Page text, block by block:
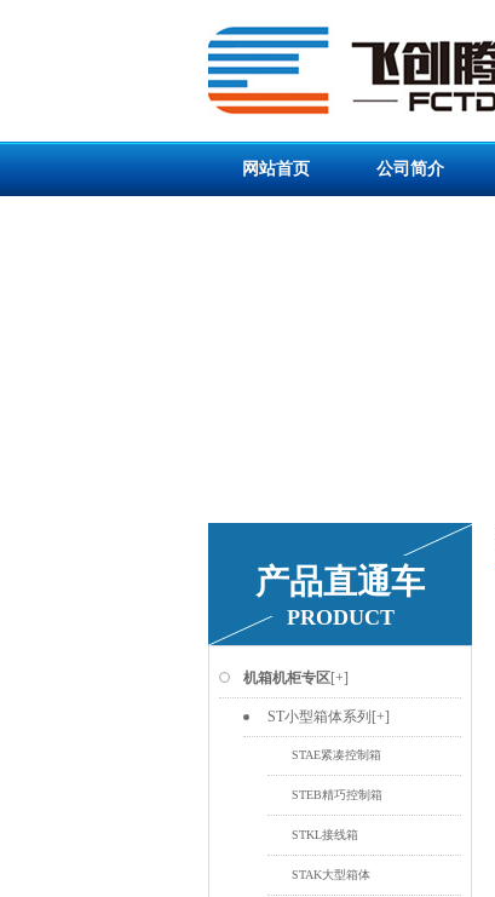
网站首页 公司简介
产品直通车
PRODUCT
机箱机柜专区[+]
ST小型箱体系列 [+]
STAE紧凑控制箱
STEB精巧控制箱
STKL接线箱
STAK大型箱体